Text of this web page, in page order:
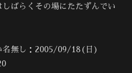
ばらくその場にたたずんでい
名無し：2005/09/18(日)